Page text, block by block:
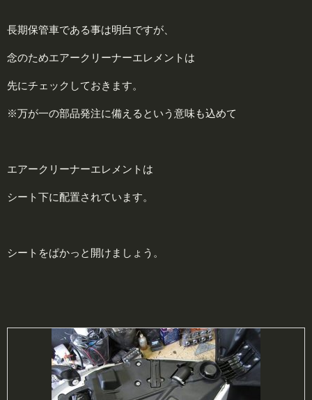
長期保管車である事は明白ですが、
念のためエアークリーナーエレメントは
先にチェックしておきます。
※万が一の部品発注に備えるという意味も込めて
エアークリーナーエレメントは
シート下に配置されています。
シートをぱかっと開けましょう。